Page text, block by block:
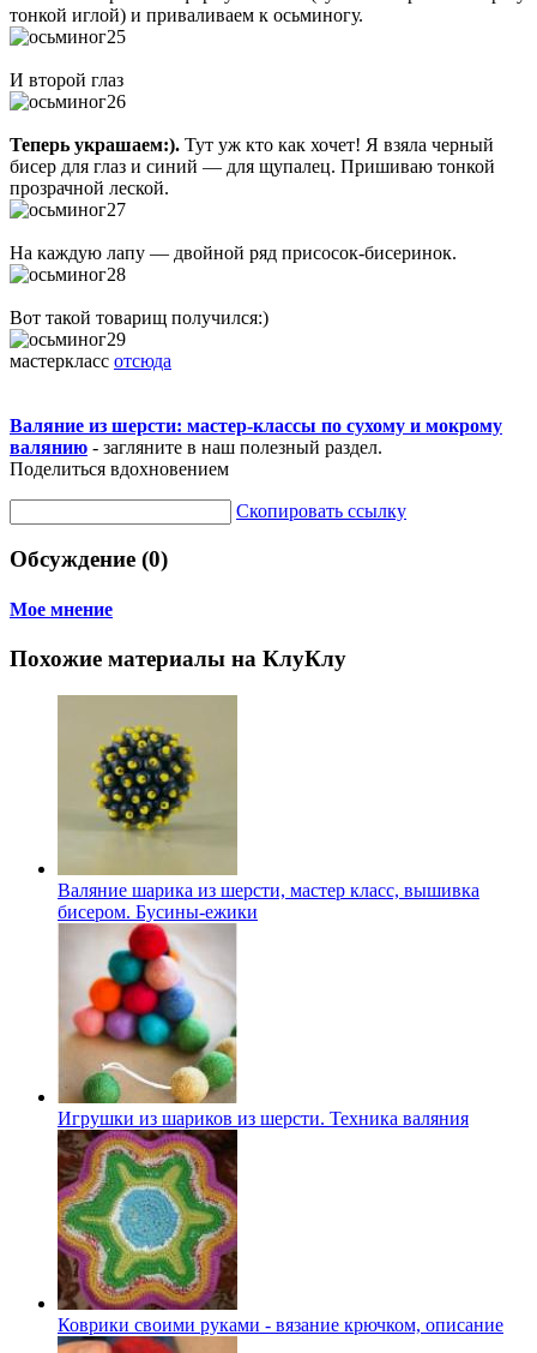
тонкой иглой) и приваливаем к осьминогу.
И второй глаз
Теперь украшаем:). Тут уж кто как хочет! Я взяла черный
бисер для глаз и синий — для щупалец. Пришиваю тонкой
прозрачной леской.
На каждую лапу — двойной ряд присосок-бисеринок.
Вот такой товарищ получился:)
мастеркласс отсюда
Валяние из шерсти: мастер-классы по сухому и мокрому
валянию - загляните в наш полезный раздел.
Поделиться вдохновением
Скопировать ссылку
Обсуждение (0)
Мое мнение
Похожие материалы на КлуКлу
Валяние шарика из шерсти, мастер класс, вышивка
бисером. Бусины-ежики
Игрушки из шариков из шерсти. Техника валяния
Коврики своими руками - вязание крючком, описание